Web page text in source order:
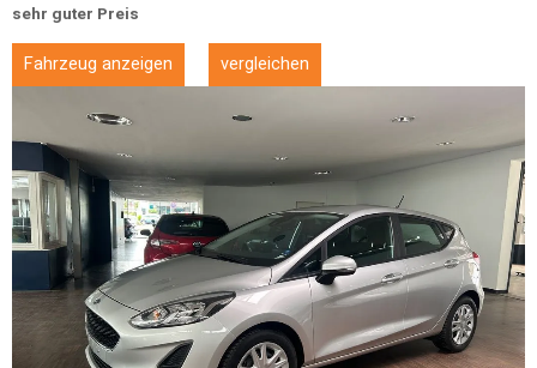
sehr guter Preis
Fahrzeug anzeigen vergleichen